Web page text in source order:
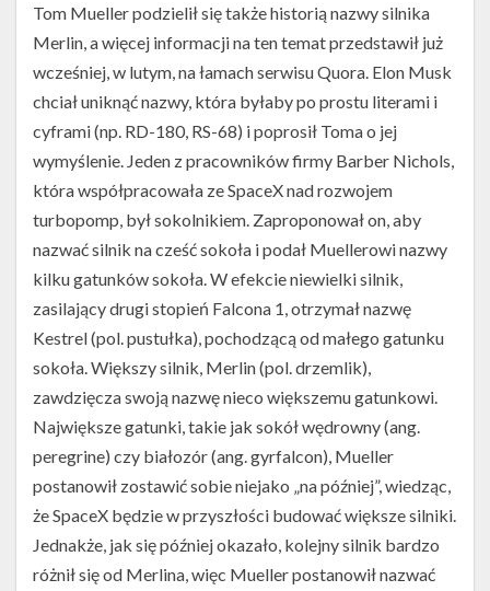
Tom Mueller podzielił się także historią nazwy silnika
Merlin, a więcej informacji na ten temat przedstawił już
wcześniej, w lutym, na łamach serwisu Quora. Elon Musk
chciał uniknąć nazwy, która byłaby po prostu literami i
cyframi (np. RD-180, RS-68) i poprosił Toma o jej
wymyślenie. Jeden z pracowników firmy Barber Nichols,
która współpracowała ze SpaceX nad rozwojem
turbopomp, był sokolnikiem. Zaproponował on, aby
nazwać silnik na cześć sokoła i podał Muellerowi nazwy
kilku gatunków sokoła. W efekcie niewielki silnik,
zasilający drugi stopień Falcona 1, otrzymał nazwę
Kestrel (pol. pustułka), pochodzącą od małego gatunku
sokoła. Większy silnik, Merlin (pol. drzemlik),
zawdzięcza swoją nazwę nieco większemu gatunkowi.
Największe gatunki, takie jak sokół wędrowny (ang.
peregrine) czy białozór (ang. gyrfalcon), Mueller
postanowił zostawić sobie niejako „na później”, wiedząc,
że SpaceX będzie w przyszłości budować większe silniki.
Jednakże, jak się później okazało, kolejny silnik bardzo
różnił się od Merlina, więc Mueller postanowił nazwać